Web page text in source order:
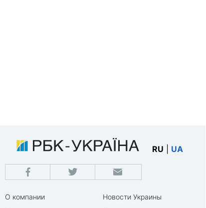
RU UA
О компании
Новости Украины